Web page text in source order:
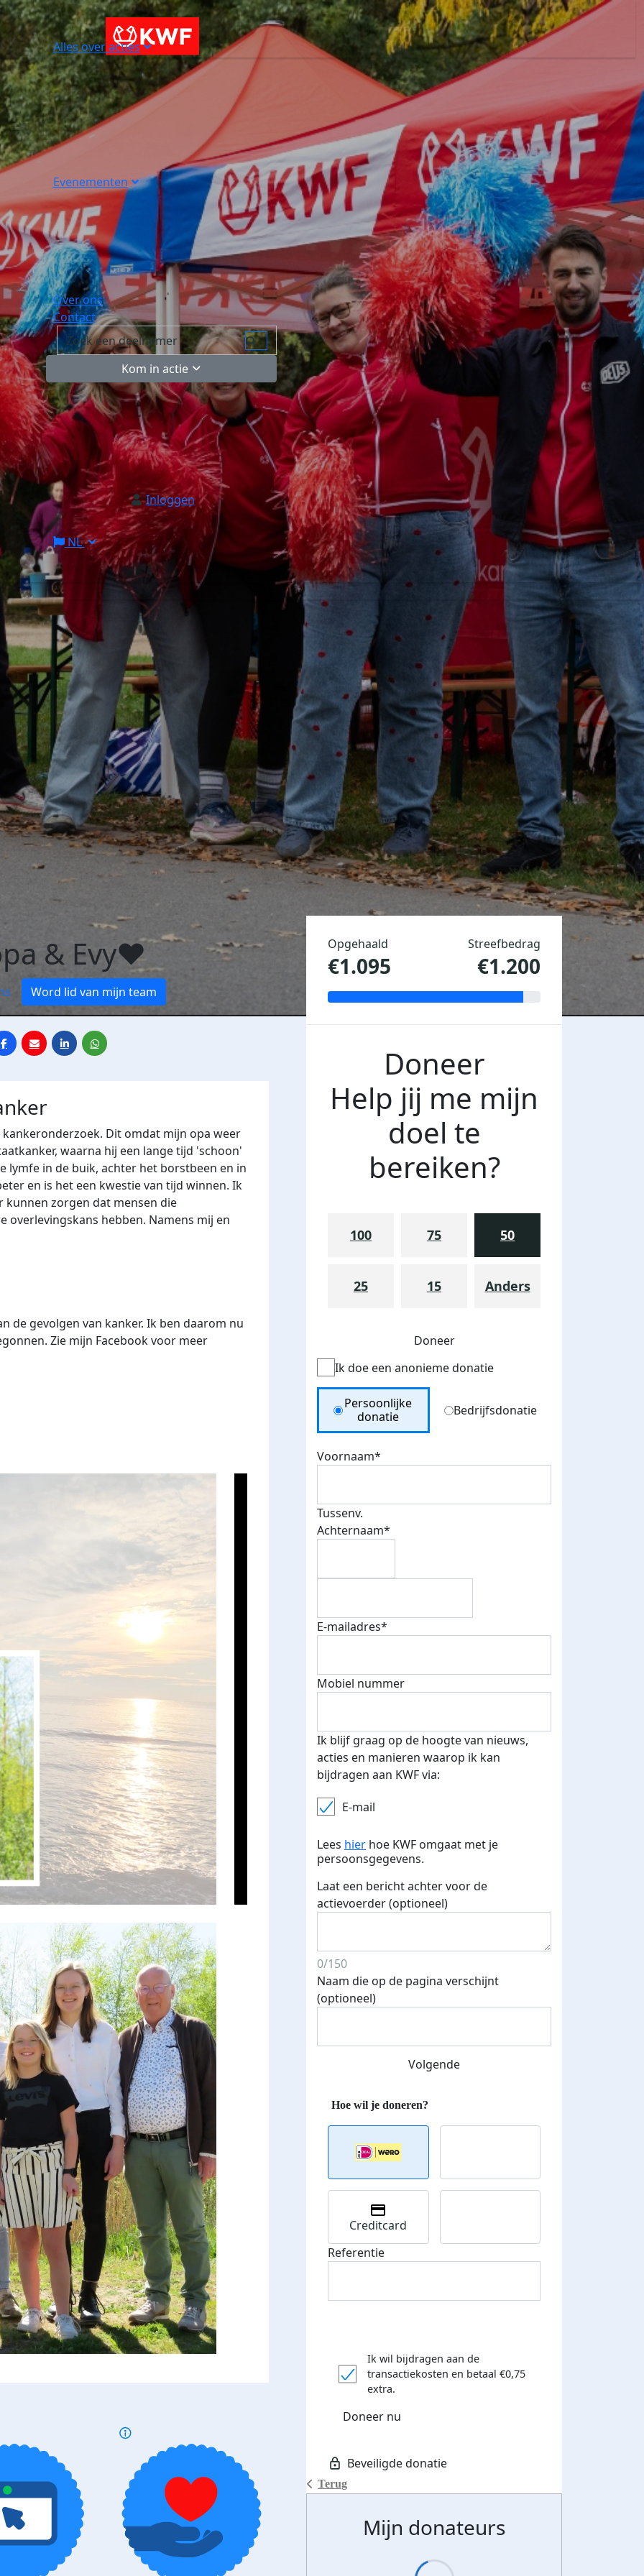
Alles over acties
Evenementen
Over ons
Contact
Kom in actie
Inloggen
NL
& Evy❤
Word lid van mijn team
Dit omdat mijn opa weer
waarna hij een lange tijd 'schoon'
lymfe in de buik, achter het borstbeen en in
en is het een kwestie van tijd winnen. Ik
zorgen dat mensen die
hebben. Namens mij en
de gevolgen van kanker. Ik ben daarom nu
Zie mijn Facebook voor meer
Opgehaald
€1.095
Streefbedrag
€1.200
Doneer
Help jij me mijn
doel te
bereiken?
100 75 50
25 15 Anders
Doneer
Ik doe een anonieme donatie
Donation Type
Persoonlijke
donatie
Bedrijfsdonatie
Voornaam*
Tussenv.
Achternaam*
E-mailadres*
Mobiel nummer
Ik blijf graag op de hoogte van nieuws,
acties en manieren waarop ik kan
bijdragen aan KWF via:
E-mail
Lees hier hoe KWF omgaat met je
persoonsgegevens.
Laat een bericht achter voor de
actievoerder (optioneel)
0/150
Naam die op de pagina verschijnt
(optioneel)
Volgende
Terug
Creditcard
Referentie
Ik wil bijdragen aan de
transactiekosten en betaal €0,75
extra.
Doneer nu
Mijn donateurs